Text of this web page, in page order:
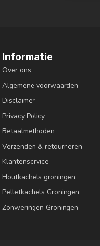
Informatie
Over ons
Algemene voorwaarden
Disclaimer
Privacy Policy
Betaalmethoden
Verzenden & retourneren
Klantenservice
Houtkachels groningen
Pelletkachels Groningen
Zonweringen Groningen